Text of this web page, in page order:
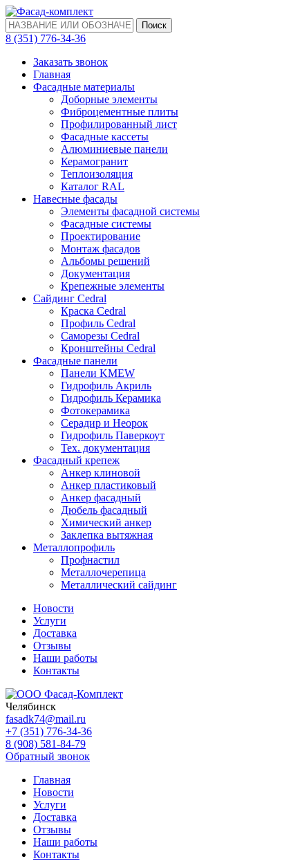
Поиск
‎8 (351) 776-34-36
Заказать звонок
Главная
Фасадные материалы
Доборные элементы
Фиброцементные плиты
Профилированный лист
Фасадные кассеты
Алюминиевые панели
Керамогранит
Теплоизоляция
Каталог RAL
Навесные фасады
Элементы фасадной системы
Фасадные системы
Проектирование
Монтаж фасадов
Альбомы решений
Документация
Крепежные элементы
Сайдинг Cedral
Краска Cedral
Профиль Cedral
Саморезы Cedral
Кронштейны Cedral
Фасадные панели
Панели KMEW
Гидрофиль Акриль
Гидрофиль Керамика
Фотокерамика
Серадир и Неорок
Гидрофиль Паверкоут
Тех. документация
Фасадный крепеж
Анкер клиновой
Анкер пластиковый
Анкер фасадный
Дюбель фасадный
Химический анкер
Заклепка вытяжная
Металлопрофиль
Профнастил
Металлочерепица
Металлический сайдинг
Новости
Услуги
Доставка
Отзывы
Наши работы
Контакты
Челябинск
fasadk74@mail.ru
+7 (351) 776-34-36
8 (908) 581-84-79
Обратный звонок
Главная
Новости
Услуги
Доставка
Отзывы
Наши работы
Контакты